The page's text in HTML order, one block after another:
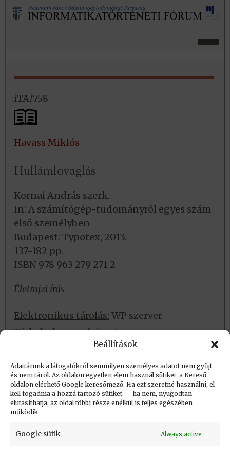
Beállítások
Adattárunk a látogatókról semmilyen személyes adatot nem gyűjt
és nem tárol. Az oldalon egyetlen elem használ sütiket: a Kereső
oldalon elérhető Google keresőmező. Ha ezt szeretné használni, el
kell fogadnia a hozzá tartozó sütiket — ha nem, nyugodtan
elutasíthatja, az oldal többi része enélkül is teljes egészében
működik.
Google sütik Always active
iTA/758
Havass Miklós
Hullámlovaglás
Kornai András szerk.
In: A számítógép-tudományról egyes szám
első személyben
Budapest: Typotex, 2013.
137-182 pp.
ISBN 978 963 279 271 2
Életrajzi írás
Elektronikus tárolás: WP szerver
Tárhely:havass_fejezet
Létrehozva: 2017.06.08. 14:18
Utolsó módosítás: 2023.09.01. 20:39